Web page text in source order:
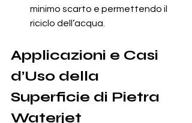
minimo scarto e permettendo il
riciclo dell’acqua.
Applicazioni e Casi
d’Uso della
Superficie di Pietra
Waterjet